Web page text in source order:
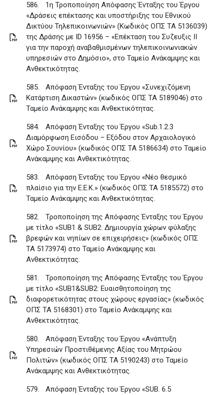
586.
1η Τροποποίηση Απόφασης Ένταξης του Έργου
«Δράσεις επέκτασης και υποστήριξης του Εθνικού
Δικτύου Τηλεπικοινωνιών» (Κωδικός ΟΠΣ ΤΑ 5136039)
της Δράσης με ID 16956 – «Επέκταση του Συζευξις ΙΙ
για την παροχή αναβαθμισμένων τηλεπικοινωνιακών
υπηρεσιών στο Δημόσιο», στο Ταμείο Ανάκαμψης και
Ανθεκτικότητας.
585.
Απόφαση Ένταξης του Έργου «Συνεχιζόμενη
Κατάρτιση Δικαστών» (κωδικός ΟΠΣ ΤΑ 5189046) στο
Ταμείο Ανάκαμψης και Ανθεκτικότητας.
584.
Απόφαση Ένταξης του Έργου «Sub.1.2.3
Διαμόρφωση Εισόδου – Εξόδου στον Αρχαιολογικό
Χώρο Σουνίου» (κωδικός ΟΠΣ ΤΑ 5186634) στο Ταμείο
Ανάκαμψης και Ανθεκτικότητας.
583.
Απόφαση Ένταξης του Έργου «Νέο θεσμικό
πλαίσιο για την Ε.Ε.Κ.» (κωδικός ΟΠΣ ΤΑ 5185572) στο
Ταμείο Ανάκαμψης και Ανθεκτικότητας.
582.
Τροποποίηση της Απόφασης Ένταξης του Έργου
με τίτλο «SUB1 & SUB2: Δημιουργία χώρων φύλαξης
βρεφών και νηπίων σε επιχειρήσεις» (κωδικός ΟΠΣ
ΤΑ 5173974) στο Ταμείο Ανάκαμψης και
Ανθεκτικότητας.
581.
Τροποποίηση της Απόφασης Ένταξης του Έργου
με τίτλο «SUB1&SUB2: Ευαισθητοποίηση της
διαφορετικότητας στους χώρους εργασίας» (κωδικός
ΟΠΣ ΤΑ 5168301) στο Ταμείο Ανάκαμψης και
Ανθεκτικότητας.
580.
Απόφαση Ένταξης του Έργου «Ανάπτυξη
Υπηρεσιών Προστιθέμενης Αξίας του Μητρώου
Πολιτών» (κωδικός ΟΠΣ ΤΑ 5190243) στο Ταμείο
Ανάκαμψης και Ανθεκτικότητας.
579.
Απόφαση Ένταξης του Έργου «SUB. 6.5